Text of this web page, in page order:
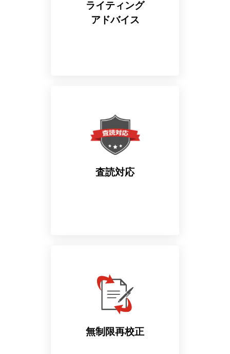
ライティング
アドバイス
査読対応
無制限再校正